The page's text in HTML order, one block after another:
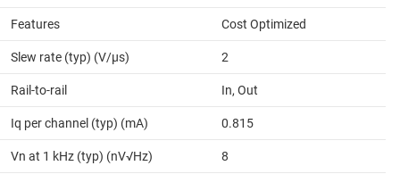
Features Cost Optimized
Slew rate (typ) (V/µs) 2
Rail-to-rail In, Out
Iq per channel (typ) (mA) 0.815
Vn at 1 kHz (typ) (nV√Hz) 8